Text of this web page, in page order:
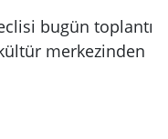
bugün toplantı
kültür merkezinden